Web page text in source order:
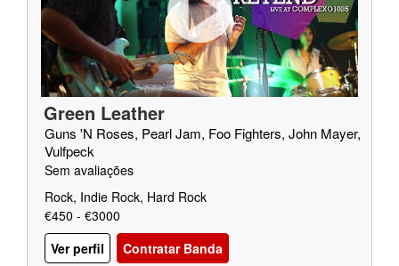
Green Leather
Guns 'N Roses, Pearl Jam, Foo Fighters, John Mayer,
Vulfpeck
Sem avaliações
Rock, Indie Rock, Hard Rock
€450 - €3000
Ver perfil
Contratar Banda